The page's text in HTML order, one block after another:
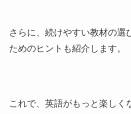
さらに、続けやすい教材の選
ためのヒントも紹介します。
これで、英語がもっと楽しく